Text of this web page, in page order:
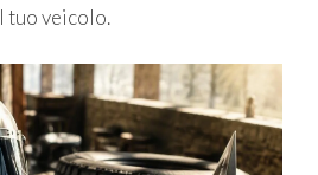
tuo veicolo.